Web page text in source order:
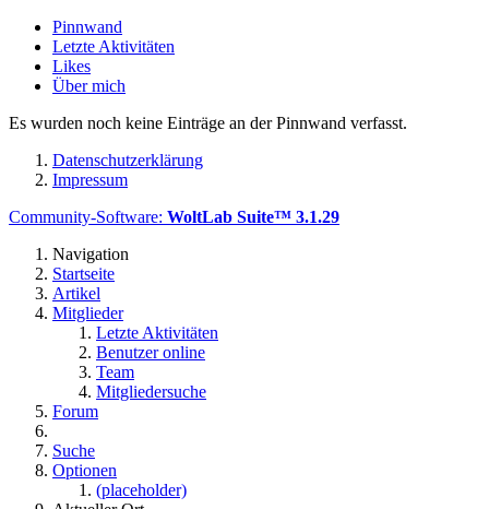
Pinnwand
Letzte Aktivitäten
Likes
Über mich
Es wurden noch keine Einträge an der Pinnwand verfasst.
Datenschutzerklärung
Impressum
Community-Software: WoltLab Suite™ 3.1.29
Navigation
Startseite
Artikel
Mitglieder
Letzte Aktivitäten
Benutzer online
Team
Mitgliedersuche
Forum
Suche
Optionen
(placeholder)